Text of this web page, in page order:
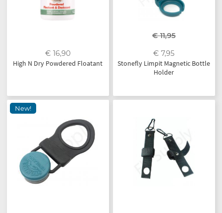
€ 16,90
High N Dry Powdered Floatant
€ 11,95
€ 7,95
Stonefly Limpit Magnetic Bottle
Holder
New!